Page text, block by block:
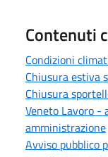
Contenuti
Condizioni
Chiusura estiva
Chiusura
Veneto Lavoro -
amministrazione
Avviso pubblico